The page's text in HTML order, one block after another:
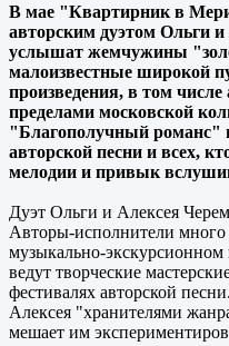
В мае "Квартирник в
авторским дуэтом Ольги
услышат жемчужины
малоизвестные широкой
произведения, в том
пределами московской
"Благополучный романс"
авторской песни и всех,
мелодии и привык
Дуэт Ольги и Алексея
Авторы-исполнители
музыкально-
ведут творческие
фестивалях авторской
Алексея "хранителями
мешает им